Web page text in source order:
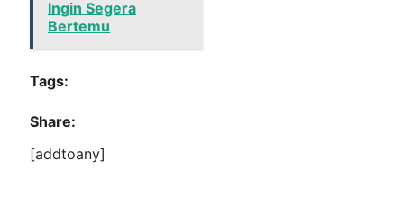
Ingin Segera
Bertemu
Tags:
Share:
[addtoany]